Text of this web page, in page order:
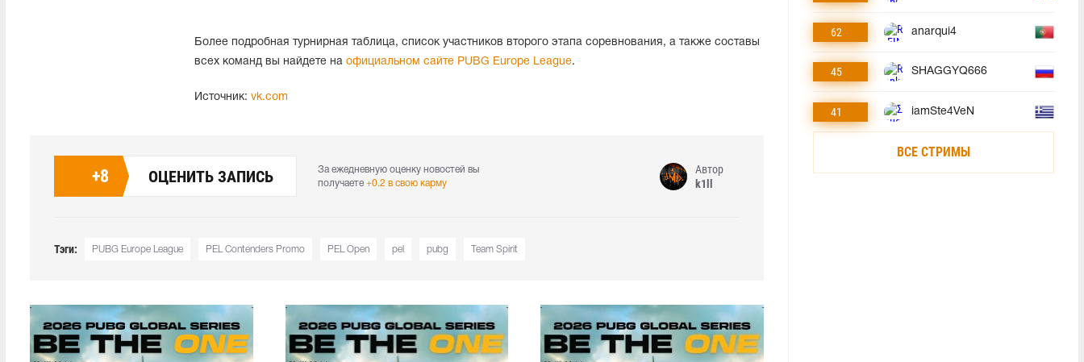
Более подробная турнирная таблица, список участников второго этапа соревнования, а также составы
всех команд вы найдете на официальном сайте PUBG Europe League.
Источник: vk.com
+8 ОЦЕНИТЬ ЗАПИСЬ
За ежедневную оценку новостей вы
получаете +0.2 в свою карму
Автор
k1ll
Тэги: PUBG Europe League PEL Contenders Promo PEL Open pel pubg Team Spirit
62 anarqui4
45 SHAGGYQ666
41 iamSte4VeN
ВСЕ СТРИМЫ